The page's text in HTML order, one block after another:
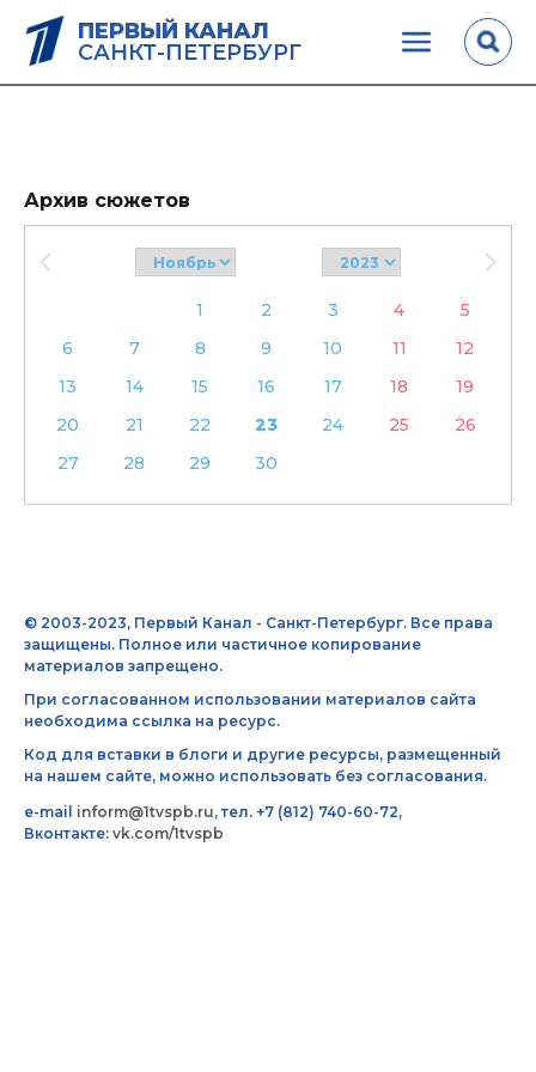
ПЕРВЫЙ КАНАЛ
САНКТ-ПЕТЕРБУРГ
Архив сюжетов
1 2 3 4
5
6
7 8 9 10 11
12
13
14 15 16 17 18
19
20
21 22 23 24 25
26
27
28 29 30
© 2003-2023, Первый Канал - Санкт-Петербург. Все права
защищены. Полное или частичное копирование
материалов запрещено.
При согласованном использовании материалов сайта
необходима ссылка на ресурс.
Код для вставки в блоги и другие ресурсы, размещенный
на нашем сайте, можно использовать без согласования.
e-mail inform@1tvspb.ru, тел. +7 (812) 740-60-72,
Вконтакте: vk.com/1tvspb